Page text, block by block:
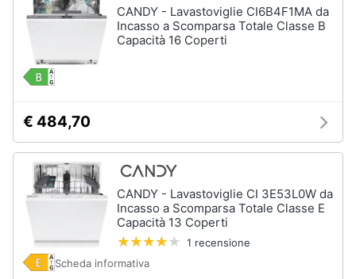
CANDY - Lavastoviglie CI6B4F1MA da
Incasso a Scomparsa Totale Classe B
Capacità 16 Coperti
€ 484,70
CANDY - Lavastoviglie CI 3E53L0W da
Incasso a Scomparsa Totale Classe E
Capacità 13 Coperti
1 recensione
Scheda informativa